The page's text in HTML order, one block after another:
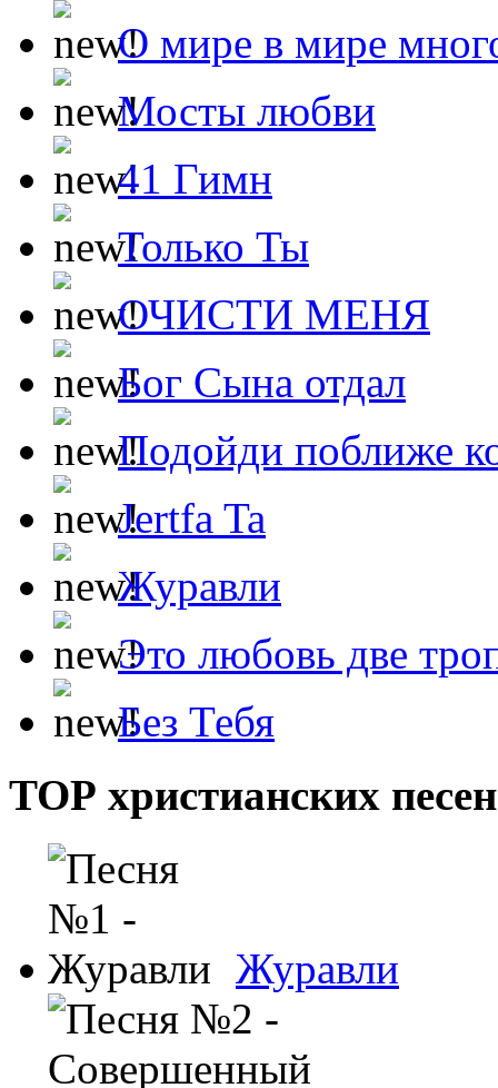
О мире в мире
Мосты любви
41 Гимн
Только Ты
ОЧИСТИ МЕНЯ
Бог Сына отдал
Подойди поближе
Jertfa Ta
Журавли
Это любовь две
Без Тебя
ТОР христианских песен
Журавли